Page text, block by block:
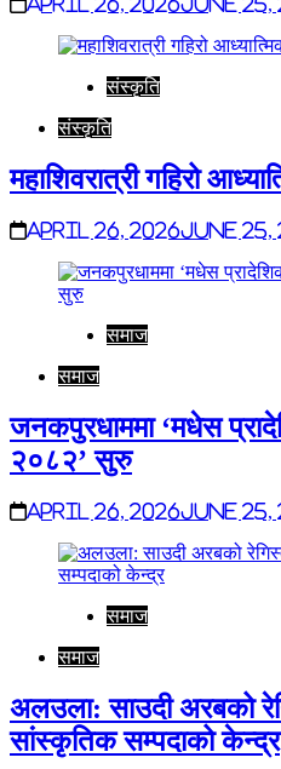
संस्कृति
संस्कृति
महाशिवरात्री गहिरो
April 26, 2026June 25,
समाज
समाज
जनकपुरधाममा ‘मधेस
२०८२’ सुरु
April 26, 2026June 25,
समाज
समाज
अलउला: साउदी अरबको
सांस्कृतिक सम्पदाको केन्द्र